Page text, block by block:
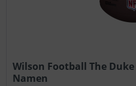
Wilson Football The
Namen